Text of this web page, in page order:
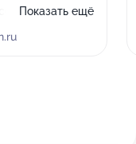
шрус,
Показать ещё